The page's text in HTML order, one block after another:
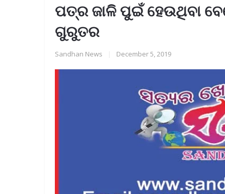
ପତ୍ର ଜାଳି ପୁଇଁ ହେଉଥିବା
ଗୁରୁତର
Sandhan News December 5, 2019